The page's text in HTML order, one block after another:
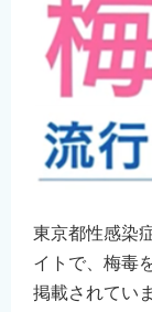
東京都性感染
イトで、梅毒
掲載されてい